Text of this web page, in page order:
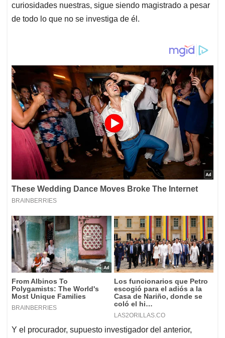
curiosidades nuestras, sigue siendo magistrado a pesar
de todo lo que no se investiga de él.
Y el procurador, supuesto investigador del anterior,